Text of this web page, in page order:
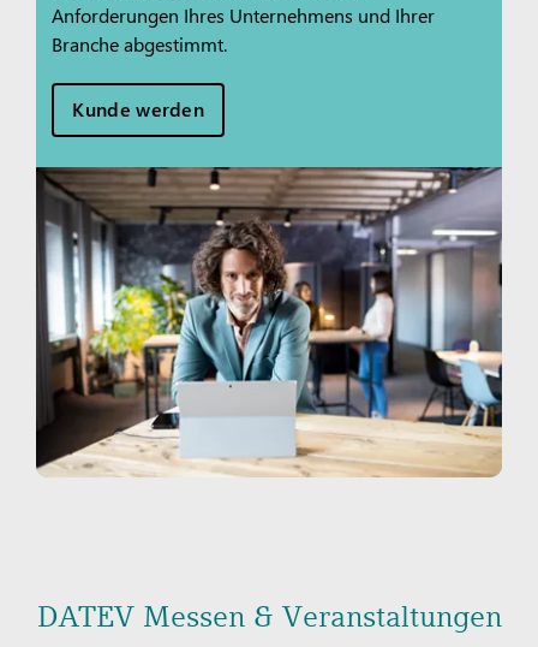
Anforderungen Ihres Unternehmens und Ihrer
Branche abgestimmt.
Kunde werden
DATEV Messen & Veranstaltungen